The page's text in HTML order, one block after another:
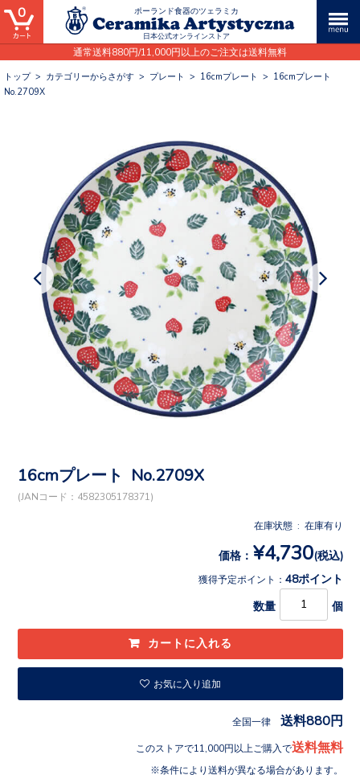
ポーランド食器のツェラミカ
日本公式オンラインストア
通常送料880円/11,000円以上のご注文は送料無料
0
トップ> カテゴリーからさがす > プレート > 16cmプレート > 16cmプレート
No.2709X
16cmプレート No.2709X
(JANコード：4582305178371)
在庫状態 : 在庫有り
価格： ¥4,730(税込)
獲得予定ポイント： 48ポイント
数量 個
お気に入り追加
全国一律 送料880円
このストアで11,000円以上ご購入で送料無料
条件により送料が異なる場合があります。